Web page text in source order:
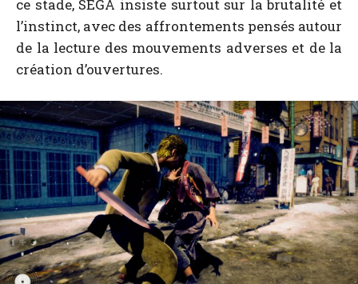
ce stade, SEGA insiste surtout sur la brutalité et
l’instinct, avec des affrontements pensés autour
de la lecture des mouvements adverses et de la
création d’ouvertures.